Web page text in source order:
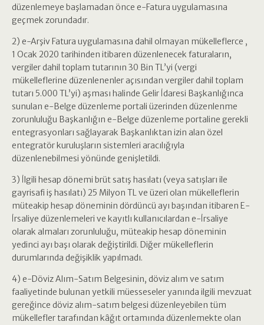
düzenlemeye başlamadan önce e-Fatura uygulamasına
geçmek zorundadır.
2) e-Arşiv Fatura uygulamasına dahil olmayan mükelleflerce ,
1 Ocak 2020 tarihinden itibaren düzenlenecek faturaların,
vergiler dahil toplam tutarının 30 Bin TL’yi (vergi
mükelleflerine düzenlenenler açısından vergiler dahil toplam
tutarı 5.000 TL’yi) aşması halinde Gelir İdaresi Başkanlığınca
sunulan e-Belge düzenleme portali üzerinden düzenlenme
zorunluluğu Başkanlığın e-Belge düzenleme portaline gerekli
entegrasyonları sağlayarak Başkanlıktan izin alan özel
entegratör kuruluşların sistemleri aracılığıyla
düzenlenebilmesi yönünde genişletildi.
3) İlgili hesap dönemi brüt satış hasılatı (veya satışları ile
gayrisafi iş hasılatı) 25 Milyon TL ve üzeri olan mükelleflerin
müteakip hesap döneminin dördüncü ayı başından itibaren E-
İrsaliye düzenlemeleri ve kayıtlı kullanıcılardan e-İrsaliye
olarak almaları zorunluluğu, müteakip hesap döneminin
yedinci ayı başı olarak değiştirildi. Diğer mükelleflerin
durumlarında değişiklik yapılmadı.
4) e-Döviz Alım-Satım Belgesinin, döviz alım ve satım
faaliyetinde bulunan yetkili müesseseler yanında ilgili mevzuat
gereğince döviz alım-satım belgesi düzenleyebilen tüm
mükellefler tarafından kâğıt ortamında düzenlemekte olan